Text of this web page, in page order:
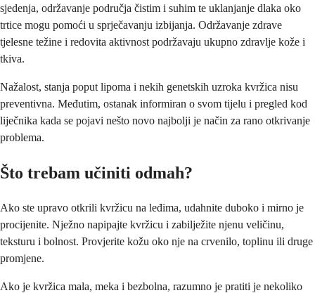
sjedenja, održavanje područja čistim i suhim te uklanjanje dlaka oko
trtice mogu pomoći u sprječavanju izbijanja. Održavanje zdrave
tjelesne težine i redovita aktivnost podržavaju ukupno zdravlje kože i
tkiva.
Nažalost, stanja poput lipoma i nekih genetskih uzroka kvržica nisu
preventivna. Međutim, ostanak informiran o svom tijelu i pregled kod
liječnika kada se pojavi nešto novo najbolji je način za rano otkrivanje
problema.
Što trebam učiniti odmah?
Ako ste upravo otkrili kvržicu na leđima, udahnite duboko i mirno je
procijenite. Nježno napipajte kvržicu i zabilježite njenu veličinu,
teksturu i bolnost. Provjerite kožu oko nje na crvenilo, toplinu ili druge
promjene.
Ako je kvržica mala, meka i bezbolna, razumno je pratiti je nekoliko